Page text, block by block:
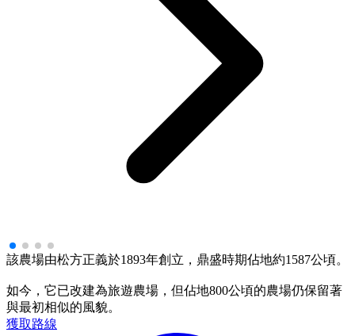
該農場由松方正義於1893年創立，鼎盛時期佔地約1587公頃。
如今，它已改建為旅遊農場，但佔地800公頃的農場仍保留著
與最初相似的風貌。
獲取路線